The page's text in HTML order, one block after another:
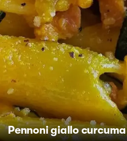
Pennoni giallo curcuma